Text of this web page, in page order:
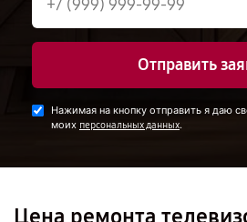
Отправить
Нажимая на кнопку отправить я даю
моих персональных данных.
Цена ремонта